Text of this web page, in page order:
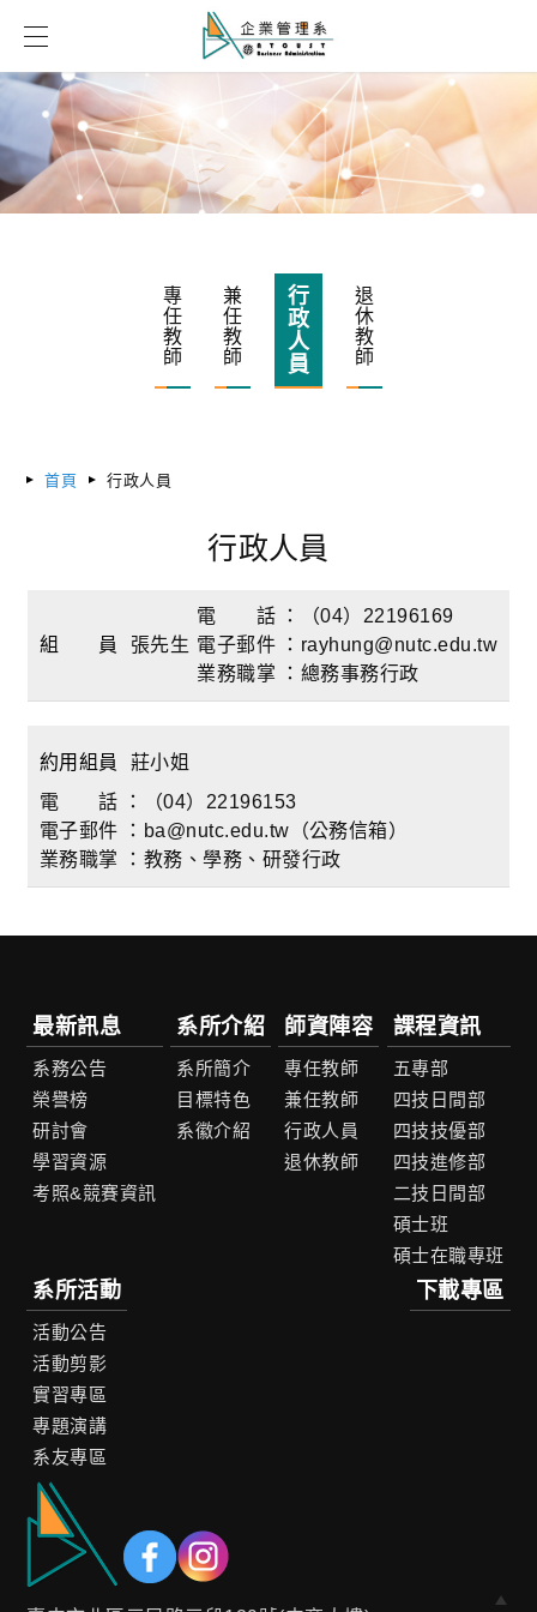
專
任
教
師
兼
任
教
師
行
政
人
員
退
休
教
師
首頁 行政人員
行政人員
組 員 張先生
電 話 ：（04）22196169
電子郵件 ：rayhung@nutc.edu.tw
業務職掌 ：總務事務行政
約用組員
莊小姐
電 話 ：（04）22196153
電子郵件 ：ba@nutc.edu.tw（公務信箱）
業務職掌 ：教務、學務、研發行政
最新訊息
系務公告
榮譽榜
研討會
學習資源
考照&競賽資訊
系所介紹
系所簡介
目標特色
系徽介紹
師資陣容
專任教師
兼任教師
行政人員
退休教師
課程資訊
五專部
四技日間部
四技技優部
四技進修部
二技日間部
碩士班
碩士在職專班
系所活動
活動公告
活動剪影
實習專區
專題演講
系友專區
下載專區